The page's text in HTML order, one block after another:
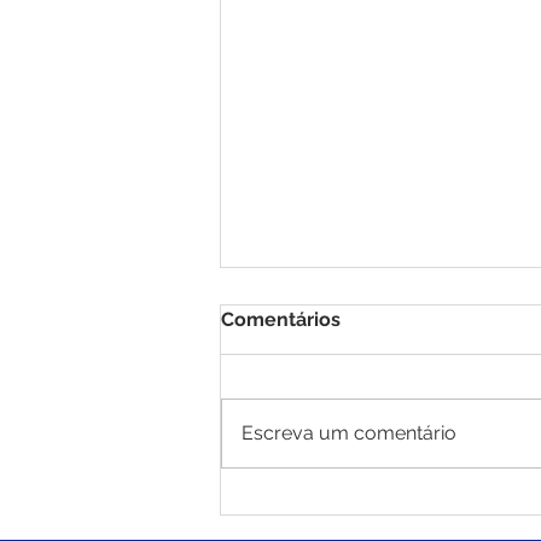
Comentários
Escreva um comentário